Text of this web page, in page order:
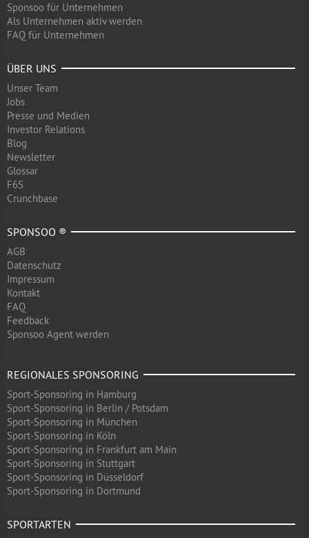
Sponsoo für Unternehmen
Als Unternehmen aktiv werden
FAQ für Unternehmen
ÜBER UNS
Unser Team
Jobs
Presse und Medien
Investor Relations
Blog
Newsletter
Glossar
F6S
Crunchbase
SPONSOO ®
AGB
Datenschutz
Impressum
Kontakt
FAQ
Feedback
Sponsoo Agent werden
REGIONALES SPONSORING
Sport-Sponsoring in Hamburg
Sport-Sponsoring in Berlin / Potsdam
Sport-Sponsoring in München
Sport-Sponsoring in Köln
Sport-Sponsoring in Frankfurt am Main
Sport-Sponsoring in Stuttgart
Sport-Sponsoring in Düsseldorf
Sport-Sponsoring in Dortmund
SPORTARTEN